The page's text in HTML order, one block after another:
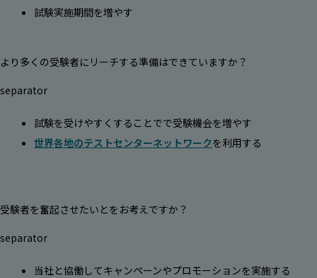
試験実施期間を増やす
より多くの受験者にリーチする準備はできていますか？
separator
試験を受けやすくすることでで受験機会を増やす
世界各地のテストセンターネットワークを利用する
受験者を奮起させたいとをお考えですか？
separator
当社と協働してキャンペーンやプロモーションを実施する